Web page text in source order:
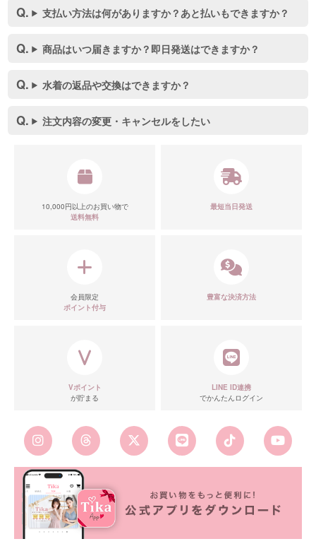
支払い方法は何がありますか？あと払いもできますか？
商品はいつ届きますか？即日発送はできますか？
水着の返品や交換はできますか？
注文内容の変更・キャンセルをしたい
10,000円以上のお買い物で
送料無料
最短当日発送
会員限定
ポイント付与
豊富な決済方法
Vポイント
が貯まる
LINE ID連携
でかんたんログイン